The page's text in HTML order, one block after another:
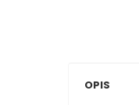
OPIS